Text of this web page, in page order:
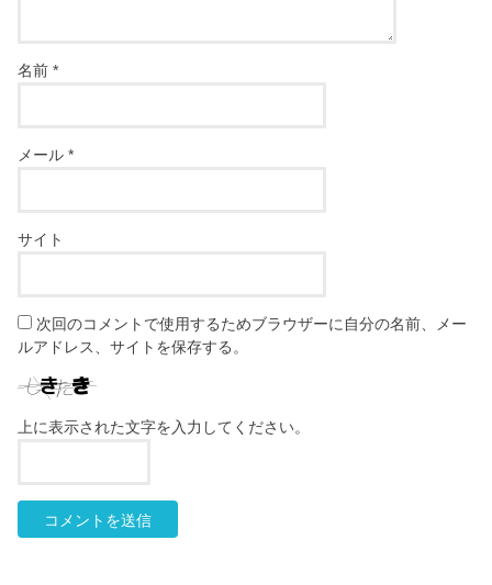
名前*
メール*
サイト
次回のコメントで使用するためブラウザーに自分の名前、メー
ルアドレス、サイトを保存する。
上に表示された文字を入力してください。